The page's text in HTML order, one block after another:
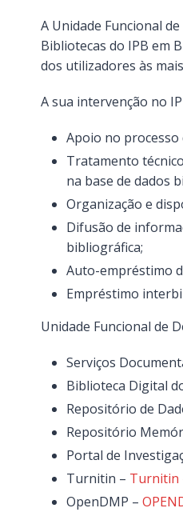
A Unidade Funcional
Bibliotecas do IPB em
dos utilizadores às
A sua intervenção no
Apoio no processo
Tratamento
na base de dados
Organização e
Difusão de
bibliográfica;
Auto-empréstimo
Empréstimo
Unidade Funcional de
Serviços
Biblioteca Digital
Repositório de
Repositório
Portal de
Turnitin – Turnitin
OpenDMP –